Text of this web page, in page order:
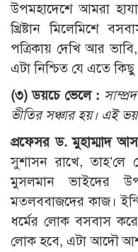
উপমহাদেশে আমরা
খ্রিষ্টান মিলেমিশে
পত্রিকায় দেখি আর
এটা নিশ্চিত যে এতে
(৩) ডয়চে ভেলে :
ভীতির সঞ্চার হয়। এই
প্রফেসর ড. মুহাম্মাদ
সুশাসন রাখে, তাহ’লে
মুসলমান ভাইদের
মতলববাজদের কাজ।
ধর্মের লোক বসবাস
লোক হবে, এটা আদৌ